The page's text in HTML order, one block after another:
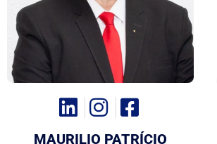
MAURILIO PATRÍCIO